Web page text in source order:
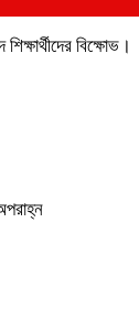
বিক্ষোভ।